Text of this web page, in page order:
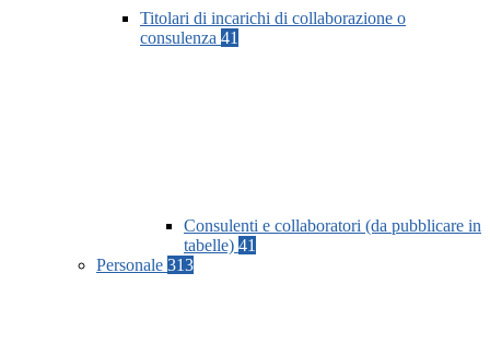
Titolari di incarichi di collaborazione o
consulenza 41
Consulenti e collaboratori (da pubblicare in
tabelle) 41
Personale 313